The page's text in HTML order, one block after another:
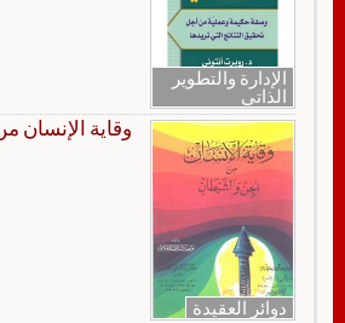
الإدارة والتطوير
الذاتي
دوائر العقيدة
وقاية الإنسان